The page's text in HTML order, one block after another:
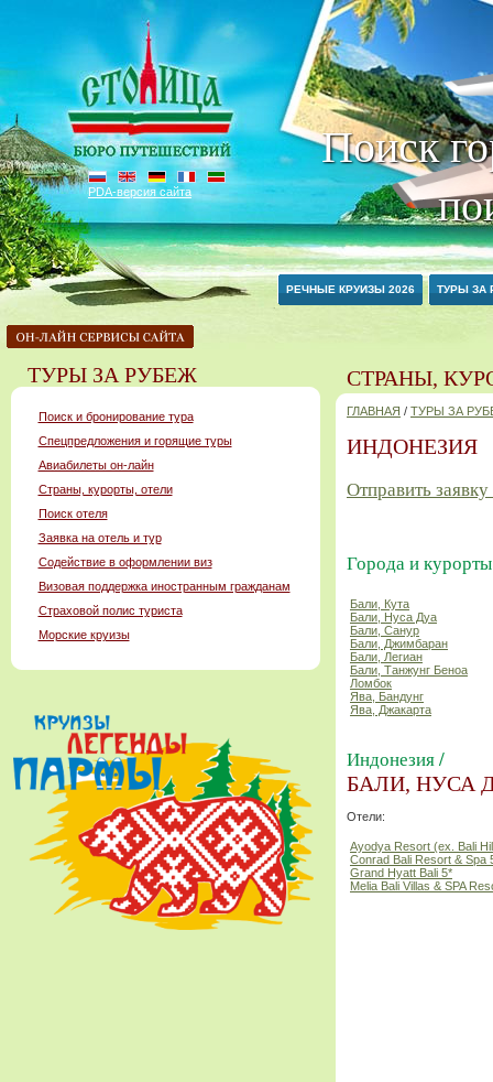
Поиск
PDA-версия сайта
РЕЧНЫЕ КРУИЗЫ 2026 ТУРЫ ЗА
ТУРЫ ЗА РУБЕЖ
Поиск и бронирование тура
Спецпредложения и горящие туры
Авиабилеты он-лайн
Страны, курорты, отели
Поиск отеля
Заявка на отель и тур
Содействие в оформлении виз
Визовая поддержка иностранным гражданам
Страховой полис туриста
Морские круизы
СТРАНЫ,
ГЛАВНАЯ / ТУРЫ ЗА
ИНДОНЕЗИЯ
Отправить
Города и
Бали, Кута
Бали, Нуса Дуа
Бали, Санур
Бали, Джимбаран
Бали, Легиан
Бали, Танжунг Беноа
Ломбок
Ява, Бандунг
Ява, Джакарта
Индонезия /
БАЛИ, НУСА
Отели:
Ayodya Resort (ex. Bali
Conrad Bali Resort & Spa
Grand Hyatt Bali 5*
Melia Bali Villas & SPA